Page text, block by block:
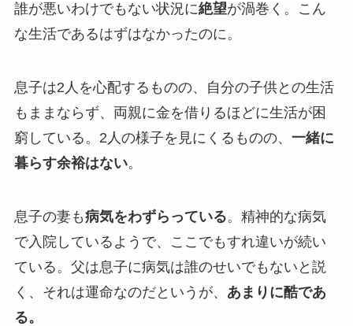
誰が悪いわけでもない状況に絶望が渦巻く。こん
な生活であるはずはなかったのに。
息子は2人を心配するものの、自分の子供との生活
もままならず、両親に金を借りるほどに生活が困
窮している。2人の様子を見にくるものの、 一緒に
暮らす余裕はない。
息子の妻も病気をわずらっている。精神的な病気
で入院しているようで、ここでもすれ違いが続い
ている。父は息子に病気は誰のせいでもないと説
く、それは運命なのだというが、 あまりに酷であ
る。